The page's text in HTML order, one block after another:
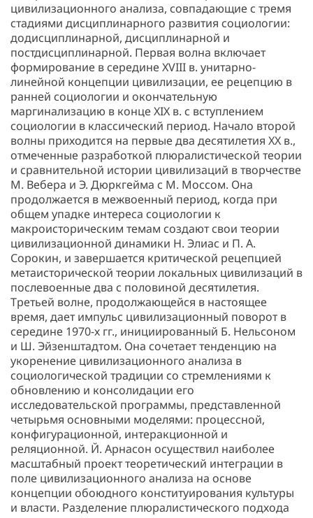
цивилизационного анализа, совпадающие с тремя
стадиями дисциплинарного развития социологии:
додисциплинарной, дисциплинарной и
постдисциплинарной. Первая волна включает
формирование в середине XVIII в. унитарно-
линейной концепции цивилизации, ее рецепцию в
ранней социологии и окончательную
маргинализацию в конце XIX в. с вступлением
социологии в классический период. Начало второй
волны приходится на первые два десятилетия XX в.,
отмеченные разработкой плюралистической теории
и сравнительной истории цивилизаций в творчестве
М. Вебера и Э. Дюркгейма с М. Моссом. Она
продолжается в межвоенный период, когда при
общем упадке интереса социологии к
макроисторическим темам создают свои теории
цивилизационной динамики Н. Элиас и П. А.
Сорокин, и завершается критической рецепцией
метаисторической теории локальных цивилизаций в
послевоенные два с половиной десятилетия.
Третьей волне, продолжающейся в настоящее
время, дает импульс цивилизационный поворот в
середине 1970-х гг., инициированный Б. Нельсоном
и Ш. Эйзенштадтом. Она сочетает тенденцию на
укоренение цивилизационного анализа в
социологической традиции со стремлениями к
обновлению и консолидации его
исследовательской программы, представленной
четырьмя основными моделями: процессной,
конфигурационной, интеракционной и
реляционной. Й. Арнасон осуществил наиболее
масштабный проект теоретический интеграции в
поле цивилизационного анализа на основе
концепции обоюдного конституирования культуры
и власти. Разделение плюралистического подхода